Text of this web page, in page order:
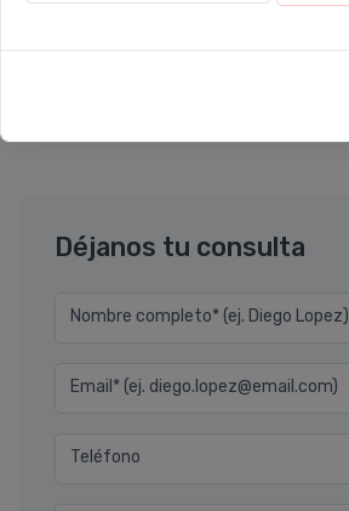
Sumás 13.191 Leloir$
Déjanos tu consulta
Nombre completo* (ej. Diego Lopez)
Email* (ej. diego.lopez@email.com)
Teléfono